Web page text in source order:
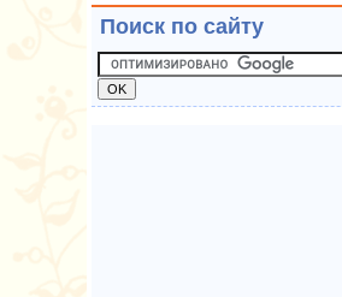
Поиск по сайту